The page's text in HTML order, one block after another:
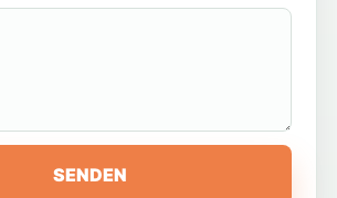
SENDEN